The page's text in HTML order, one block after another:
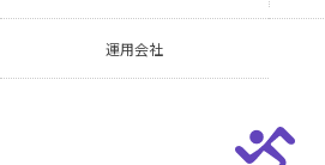
運用会社